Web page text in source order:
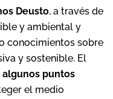
Deusto, a través de
y ambiental y
conocimientos sobre
y sostenible. El
puntos
el medio